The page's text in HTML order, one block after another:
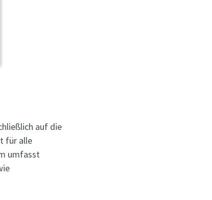
auf die
für alle
umfasst